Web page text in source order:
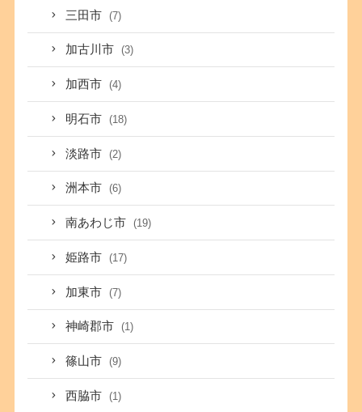
三田市 (7)
加古川市 (3)
加西市 (4)
明石市 (18)
淡路市 (2)
洲本市 (6)
南あわじ市 (19)
姫路市 (17)
加東市 (7)
神崎郡市 (1)
篠山市 (9)
西脇市 (1)